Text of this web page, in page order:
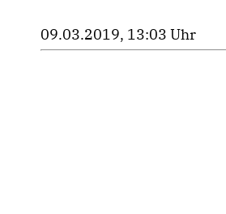
09.03.2019, 13:03 Uhr